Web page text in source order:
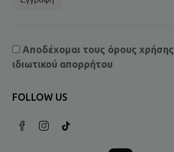
Αποδέχομαι τους όρους χρήσης
ιδιωτικού απορρήτου
FOLLOW US